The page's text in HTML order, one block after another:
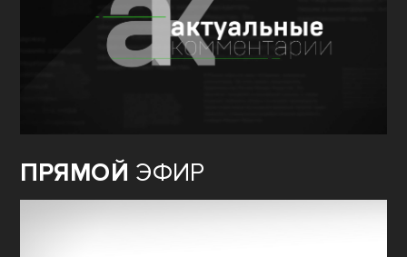
ПРЯМОЙ ЭФИР